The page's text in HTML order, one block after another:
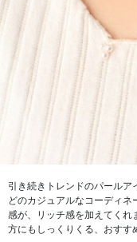
引き続きトレンドのパールア
どのカジュアルなコーディ
感が、リッチ感を加えてくれ
方にもしっくりくる、おすす